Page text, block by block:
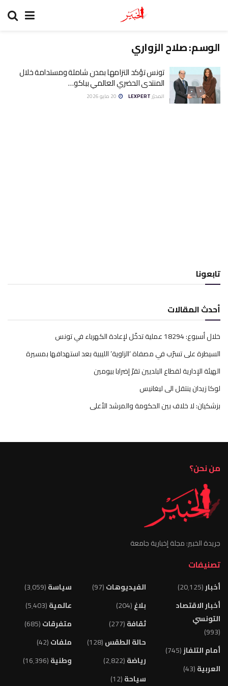
الوسم:صلاح الزواري
تونس تؤكد التزامها بمدن شاملة ومستدامة خلال
المنتدى الحضري العالمي بباكو…
المحرّرLEXPERT
تابعونا
أحدث المقالات
خلال أسبوع: 18294 عملية تدخّل لإعادة الكهرباء في تونس
السيطرة على تسرّب في مصفاة ‘الزاوية’ الليبية بعد استهدافها بمسيرة
الهيئة الإدارية لقطاع البلديين تقرّ إضرابا بيومين
لوكا زيدان ينتقل الى ليغانيس
بزشكيان: لا خلاف بين الحكومة والمرشد الأعلى
من نحن؟
جريدة الخبير: مجلة إخبارية جامعة
تصنيفات
أخبار(20٬125)
أخبار الاقتصاد
التونسي
(993)
أمام التلفاز(745)
العربية(43)
الفيديوهات(97)
بلاغ(204)
ثقافة(277)
حالة الطقس(128)
رياضة(2٬822)
سياحة(12)
سياسة(3٬059)
عالمية(5٬403)
متفرقات(685)
ملفات(42)
وطنية(16٬396)